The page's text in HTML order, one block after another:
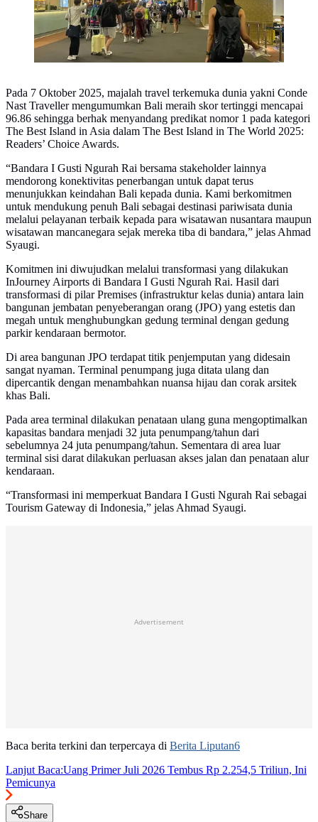
Pada 7 Oktober 2025, majalah travel terkemuka dunia yakni Conde
Nast Traveller mengumumkan Bali meraih skor tertinggi mencapai
96.86 sehingga berhak menyandang predikat nomor 1 pada kategori
The Best Island in Asia dalam The Best Island in The World 2025:
Readers’ Choice Awards.
“Bandara I Gusti Ngurah Rai bersama stakeholder lainnya
mendorong konektivitas penerbangan untuk dapat terus
menunjukkan keindahan Bali kepada dunia. Kami berkomitmen
untuk mendukung penuh Bali sebagai destinasi pariwisata dunia
melalui pelayanan terbaik kepada para wisatawan nusantara maupun
wisatawan mancanegara sejak mereka tiba di bandara,” jelas Ahmad
Syaugi.
Komitmen ini diwujudkan melalui transformasi yang dilakukan
InJourney Airports di Bandara I Gusti Ngurah Rai. Hasil dari
transformasi di pilar Premises (infrastruktur kelas dunia) antara lain
bangunan jembatan penyeberangan orang (JPO) yang estetis dan
megah untuk menghubungkan gedung terminal dengan gedung
parkir kendaraan bermotor.
Di area bangunan JPO terdapat titik penjemputan yang didesain
sangat nyaman. Terminal penumpang juga ditata ulang dan
dipercantik dengan menambahkan nuansa hijau dan corak arsitek
khas Bali.
Pada area terminal dilakukan penataan ulang guna mengoptimalkan
kapasitas bandara menjadi 32 juta penumpang/tahun dari
sebelumnya 24 juta penumpang/tahun. Sementara di area luar
terminal sisi darat dilakukan perluasan akses jalan dan penataan alur
kendaraan.
“Transformasi ini memperkuat Bandara I Gusti Ngurah Rai sebagai
Tourism Gateway di Indonesia,” jelas Ahmad Syaugi.
Advertisement
Baca berita terkini dan terpercaya di Berita Liputan6
Lanjut Baca:Uang Primer Juli 2026 Tembus Rp 2.254,5 Triliun, Ini
Pemicunya
Share